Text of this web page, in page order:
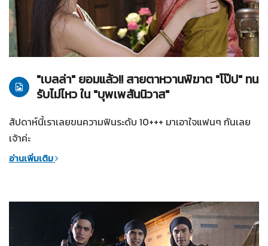
29-03-2561 บุพเพสันนิวาส
"เบลล่า" ยอมแล้ว!! สายตาหวานพิฆาต "โป๊ป" ทน
รับไม่ไหว ใน "บุพเพสันนิวาส"
สัปดาห์นี้เราเลยขนความฟินระดับ 10+++ มาเอาใจแฟนๆ กันเลย
เจ้าค่ะ
อ่านเพิ่มเติม